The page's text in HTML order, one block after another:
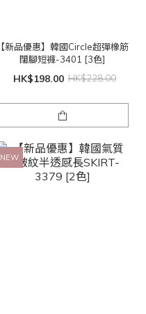
【新品優惠】韓國Circle超彈橡筋
闊腳短褲-3401 [3色]
HK$198.00 HK$228.00
NEW